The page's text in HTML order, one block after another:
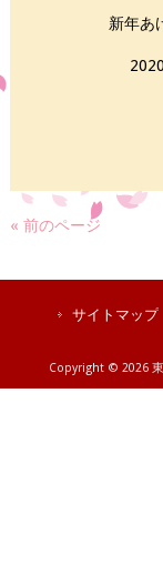
新年あ
2020
« 前のページ
サイトマップ
Copyright © 2026